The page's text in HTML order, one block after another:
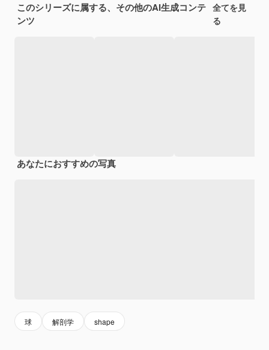
このシリーズに属する、その他のAI生成コンテ
ンツ
全てを見
る
あなたにおすすめの写真
球 解剖学 shape